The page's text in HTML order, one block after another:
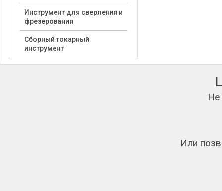
Инструмент для сверления и
фрезерования
Сборный токарный
инструмент
Не
Или